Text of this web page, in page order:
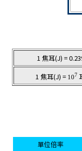
1 焦耳(J) =
1 焦耳(J) = 107
單位倍率